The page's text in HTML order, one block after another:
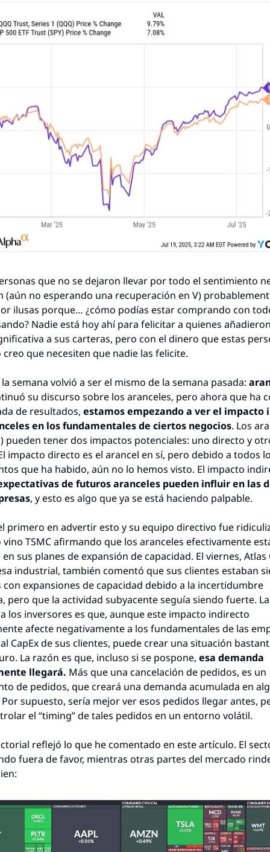
que no se dejaron llevar por todo el sentimiento
(aún no esperando una recuperación en V)
ilusas porque… ¿cómo podías estar comprando con
Nadie está hoy ahí para felicitar a quienes
a sus carteras, pero con el dinero que estas
que necesiten que nadie las felicite.
semana volvió a ser el mismo de la semana pasada:
su discurso sobre los aranceles, pero ahora que ha
de resultados, estamos empezando a ver el impacto
en los fundamentales de ciertos negocios. Los
pueden tener dos impactos potenciales: uno directo y
impacto directo es el arancel en sí, pero debido a todos
de futuros aranceles pueden influir en las
, y esto es algo que ya se está haciendo palpable.
primero en advertir esto y su equipo directivo fue
vino TSMC afirmando que los aranceles efectivamente
sus planes de expansión de capacidad. El viernes, Atlas
industrial, también comentó que sus clientes estaban
con expansiones de capacidad debido a la incertidumbre
pero que la actividad subyacente seguía siendo fuerte.
los inversores es que, aunque este impacto indirecto
afecte negativamente a los fundamentales de las
CapEx de sus clientes, puede crear una situación
La razón es que, incluso si se pospone, esa demanda
llegará. Más que una cancelación de pedidos, es un
de pedidos, que creará una demanda acumulada en
supuesto, sería mejor ver esos pedidos llegar antes,
el “timing” de tales pedidos en un entorno volátil.
reflejó lo que he comentado en este artículo. El
fuera de favor, mientras otras partes del mercado